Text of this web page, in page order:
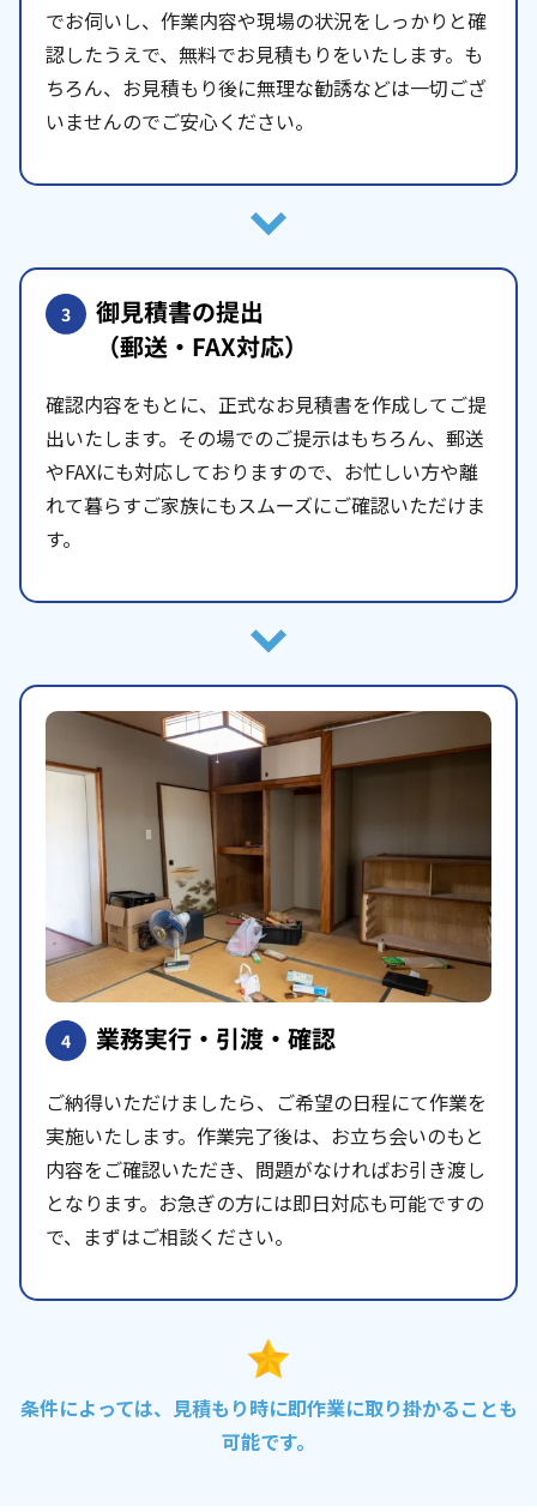
でお伺いし、作業内容や現場の状況をしっかりと確
認したうえで、無料でお見積もりをいたします。も
ちろん、お見積もり後に無理な勧誘などは一切ござ
いませんのでご安心ください。
3 御見積書の提出
（郵送・FAX対応）
確認内容をもとに、正式なお見積書を作成してご提
出いたします。その場でのご提示はもちろん、郵送
やFAXにも対応しておりますので、お忙しい方や離
れて暮らすご家族にもスムーズにご確認いただけま
す。
4 業務実行・引渡・確認
ご納得いただけましたら、ご希望の日程にて作業を
実施いたします。作業完了後は、お立ち会いのもと
内容をご確認いただき、問題がなければお引き渡し
となります。お急ぎの方には即日対応も可能ですの
で、まずはご相談ください。
条件によっては、見積もり時に即作業に取り掛かることも
可能です。